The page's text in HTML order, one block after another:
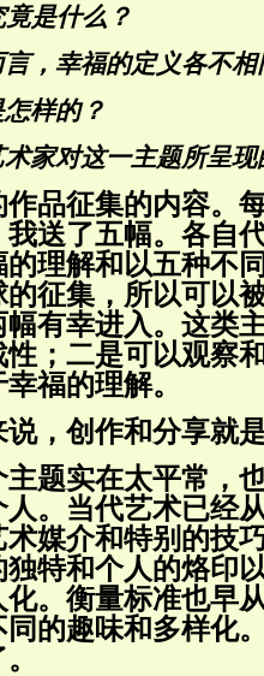
是什么？
，幸福的定义各不相
样的？
家对这一主题所呈
品征集的内容。
送了五幅。各自
理解和以五种不
征集，所以可以
有幸进入。这类
；二是可以观察
福的理解。
，创作和分享就
题实在太平常，
。当代艺术已经
媒介和特别的技
特和个人的烙印
。衡量标准也早
的趣味和多样化